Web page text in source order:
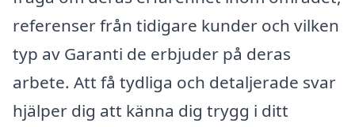
referenser från tidigare kunder och vilken
typ av Garanti de erbjuder på deras
arbete. Att få tydliga och detaljerade svar
hjälper dig att känna dig trygg i ditt